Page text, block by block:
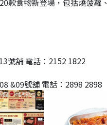
款食物新登場，包括燒菠蘿
號舖 電話：2152 1822
&09號舖 電話：2898 2898